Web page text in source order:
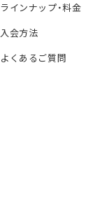
ラインナップ・料金
入会方法
よくあるご質問